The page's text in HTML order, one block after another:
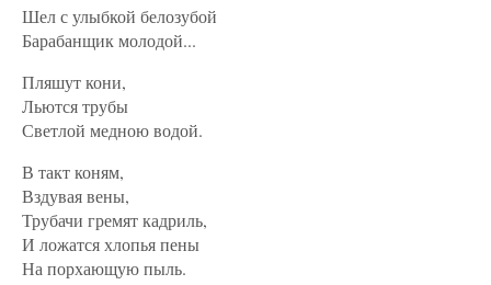
Шел с улыбкой белозубой
Барабанщик молодой...
Пляшут кони,
Льются трубы
Светлой медною водой.
В такт коням,
Вздувая вены,
Трубачи гремят кадриль,
И ложатся хлопья пены
На порхающую пыль.